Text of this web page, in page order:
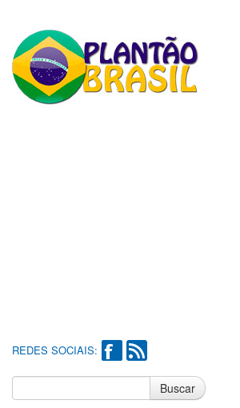
REDES SOCIAIS:
Buscar